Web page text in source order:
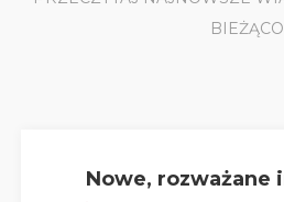
BIEŻĄCO
Nowe, rozważane